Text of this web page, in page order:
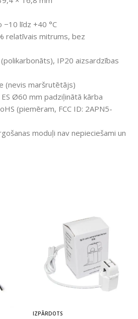
−10 līdz +40 °C
relatīvais mitrums, bez
IP20 aizsardzības
(nevis maršrutētājs)
Ø60 mm padziļinātā kārba
(piemēram, FCC ID: 2APN5-
moduļi nav nepieciešami un
IZPĀRDOTS